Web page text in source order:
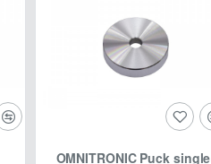
OMNITRONIC Puck single